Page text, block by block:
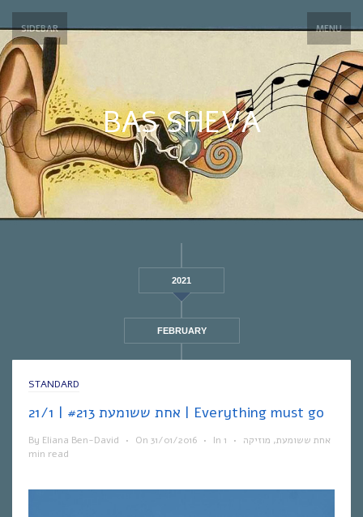
SIDEBAR MENU
BAS SHEVA
2021
FEBRUARY
STANDARD
אחת ששומעת #213 | 21/1 | Everything must go
By Eliana Ben-David • On 31/01/2016 • In אחת ששומעת, מוזיקה •
1
min read